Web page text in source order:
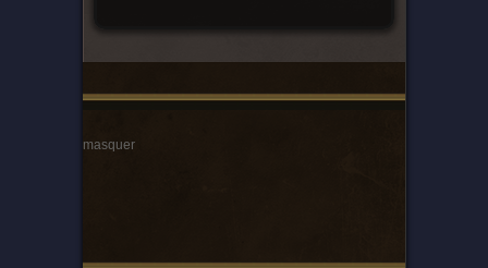
masquer